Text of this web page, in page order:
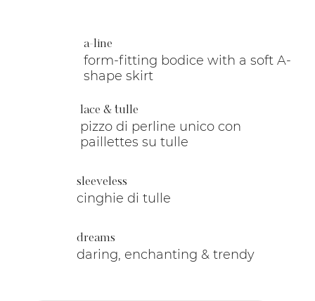
a-line
form-fitting bodice with a soft A-
shape skirt
lace & tulle
pizzo di perline unico con
paillettes su tulle
sleeveless
cinghie di tulle
dreams
daring, enchanting & trendy